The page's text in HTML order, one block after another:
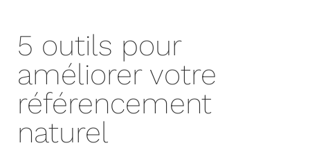
5 outils pour
améliorer votre
référencement
naturel